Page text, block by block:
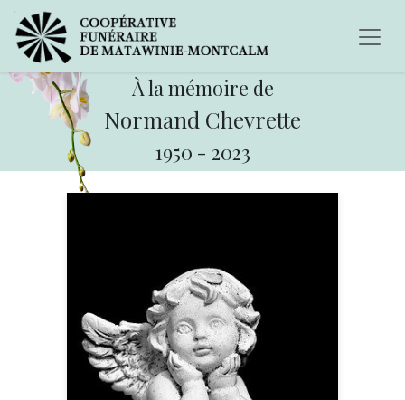
À la mémoire de
Normand Chevrette
1950 - 2023